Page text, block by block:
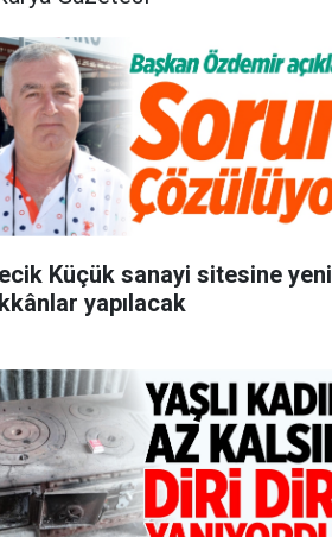
Küçük sanayi sitesine yeni
yapılacak